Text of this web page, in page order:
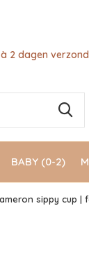
BABY (0-2)
2 dagen
sippy cup |